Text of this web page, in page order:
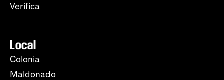
Verifica
Local
Colonia
Maldonado